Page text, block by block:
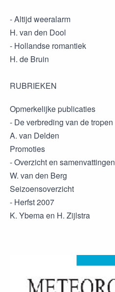
- Altijd weeralarm
H. van den Dool
- Hollandse romantiek
H. de Bruin
RUBRIEKEN
Opmerkelijke publicaties
- De verbreding van de tropen
A. van Delden
Promoties
- Overzicht en samenvattingen
W. van den Berg
Seizoensoverzicht
- Herfst 2007
K. Ybema en H. Zijlstra